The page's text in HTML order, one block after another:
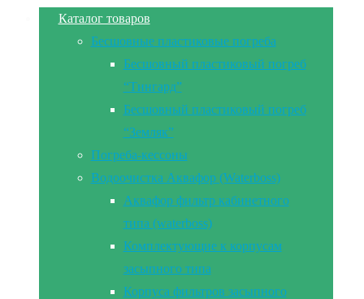
Каталог товаров
Бесшовные пластиковые погреба
Бесшовный пластиковый погреб
“Тингард”
Бесшовный пластиковый погреб
“Земляк”
Погреба-кессоны
Водоочистка Аквафор (Waterboss)
Аквафор фильтр кабинетного
типа (waterboss)
Комплектующие к корпусам
засыпного типа
Корпуса фильтров засыпного